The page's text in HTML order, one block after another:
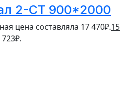
2-СТ 900*2000
цена составляла 17 470₽.15